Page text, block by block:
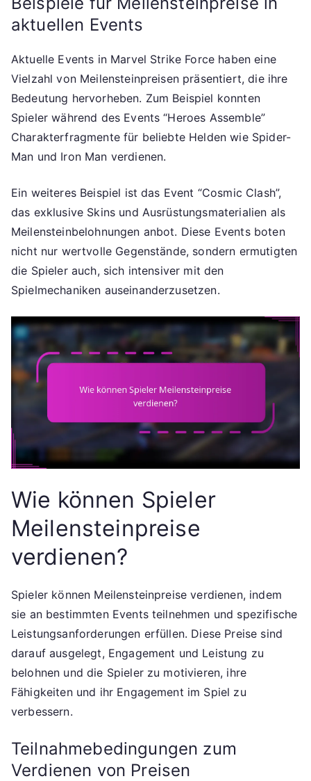
aktuellen Events
Aktuelle Events in Marvel Strike Force haben eine
Vielzahl von Meilensteinpreisen präsentiert, die ihre
Bedeutung hervorheben. Zum Beispiel konnten
Spieler während des Events “Heroes Assemble”
Charakterfragmente für beliebte Helden wie Spider-
Man und Iron Man verdienen.
Ein weiteres Beispiel ist das Event “Cosmic Clash”,
das exklusive Skins und Ausrüstungsmaterialien als
Meilensteinbelohnungen anbot. Diese Events boten
nicht nur wertvolle Gegenstände, sondern ermutigten
die Spieler auch, sich intensiver mit den
Spielmechaniken auseinanderzusetzen.
Wie können Spieler
Meilensteinpreise
verdienen?
Spieler können Meilensteinpreise verdienen, indem
sie an bestimmten Events teilnehmen und spezifische
Leistungsanforderungen erfüllen. Diese Preise sind
darauf ausgelegt, Engagement und Leistung zu
belohnen und die Spieler zu motivieren, ihre
Fähigkeiten und ihr Engagement im Spiel zu
verbessern.
Teilnahmebedingungen zum
Verdienen von Preisen